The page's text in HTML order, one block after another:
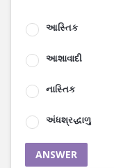
આસ્તિક
આશાવાદી
નાસ્તિક
અંધશ્રદ્ધાળુ
ANSWER